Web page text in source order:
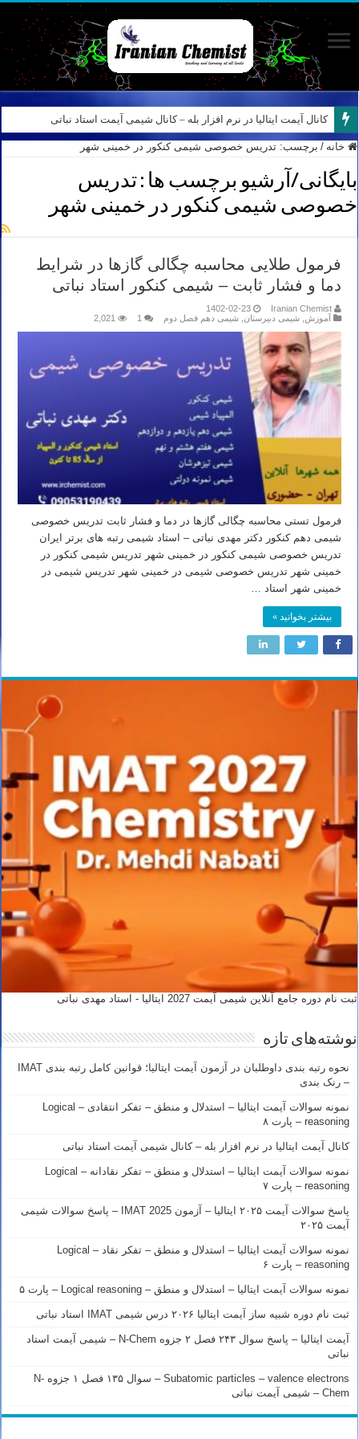
کانال آیمت ایتالیا در نرم افزار بله – کانال شیمی آیمت استاد نباتی
خانه / برچسب: تدریس خصوصی شیمی کنکور در خمینی شهر
بایگانی/آرشیو برچسب ها :تدریس
خصوصی شیمی کنکور در خمینی شهر
فرمول طلایی محاسبه چگالی گازها در شرایط
دما و فشار ثابت – شیمی کنکور استاد نباتی
Iranian Chemist
1402-02-23
آموزش شیمی دبیرستان شیمی دهم فصل دوم 1
2,021
فرمول تستی محاسبه چگالی گازها در دما و فشار ثابت تدریس خصوصی
شیمی دهم کنکور دکتر مهدی نباتی – استاد شیمی رتبه های برتر ایران
تدریس خصوصی شیمی کنکور در خمینی شهر تدریس شیمی کنکور در
خمینی شهر تدریس خصوصی شیمی در خمینی شهر تدریس شیمی در
خمینی شهر استاد …
بیشتر بخوانید »
ثبت نام دوره جامع آنلاین شیمی آیمت 2027 ایتالیا - استاد مهدی نباتی
نوشته‌های تازه
نحوه رتبه بندی داوطلبان در آزمون آیمت ایتالیا؛ قوانین کامل رتبه بندی IMAT
– رنک بندی
نمونه سوالات آیمت ایتالیا – استدلال و منطق – تفکر انتقادی – Logical
reasoning – پارت ۸
کانال آیمت ایتالیا در نرم افزار بله – کانال شیمی آیمت استاد نباتی
نمونه سوالات آیمت ایتالیا – استدلال و منطق – تفکر نقادانه – Logical
reasoning – پارت ۷
پاسخ سوالات آیمت ۲۰۲۵ ایتالیا – آزمون IMAT 2025 – پاسخ سوالات شیمی
آیمت ۲۰۲۵
نمونه سوالات آیمت ایتالیا – استدلال و منطق – تفکر نقاد – Logical
reasoning – پارت ۶
نمونه سوالات آیمت ایتالیا – استدلال و منطق – Logical reasoning – پارت ۵
ثبت نام دوره شبیه ساز آیمت ایتالیا ۲۰۲۶ درس شیمی IMAT استاد نباتی
آیمت ایتالیا – پاسخ سوال ۲۴۳ فصل ۲ جزوه N-Chem – شیمی آیمت استاد
نباتی
Subatomic particles – valence electrons – سوال ۱۳۵ فصل ۱ جزوه N-
Chem – شیمی آیمت نباتی